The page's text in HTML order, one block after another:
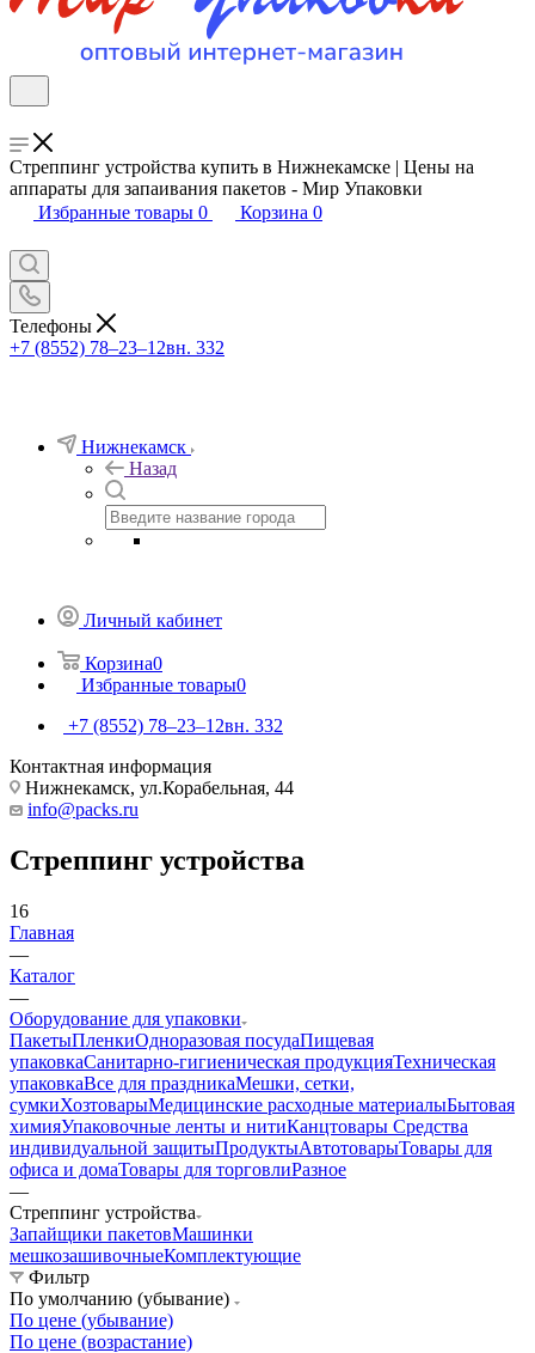
Стреппинг устройства купить в Нижнекамске | Цены на
аппараты для запаивания пакетов - Мир Упаковки
Избранные товары 0 Корзина 0
Телефоны
+7 (8552) 78‒23‒12вн. 332
Нижнекамск
Назад
Личный кабинет
Корзина0
Избранные товары0
+7 (8552) 78‒23‒12вн. 332
Контактная информация
Нижнекамск, ​ул.Корабельная, 44
info@packs.ru
Стреппинг устройства
16
Главная
—
Каталог
—
Оборудование для упаковки
ПакетыПленкиОдноразовая посудаПищевая
упаковкаСанитарно-гигиеническая продукцияТехническая
упаковкаВсе для праздникаМешки, сетки,
сумкиХозтоварыМедицинские расходные материалыБытовая
химияУпаковочные ленты и нитиКанцтовары Средства
индивидуальной защитыПродуктыАвтотоварыТовары для
офиса и домаТовары для торговлиРазное
—
Стреппинг устройства
Запайщики пакетовМашинки
мешкозашивочныеКомплектующие
Фильтр
По умолчанию (убывание)
По цене (убывание)
По цене (возрастание)